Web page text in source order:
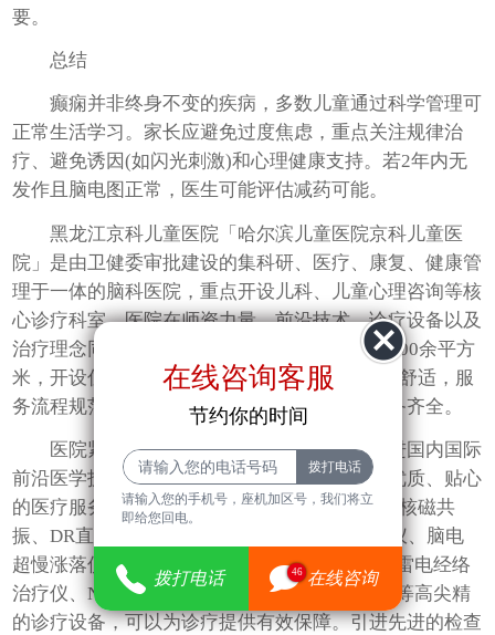
要。
总结
癫痫并非终身不变的疾病，多数儿童通过科学管理可
正常生活学习。家长应避免过度焦虑，重点关注规律治
疗、避免诱因(如闪光刺激)和心理健康支持。若2年内无
发作且脑电图正常，医生可能评估减药可能。
黑龙江京科儿童医院「哈尔滨儿童医院京科儿童医
院」是由卫健委审批建设的集科研、医疗、康复、健康管
理于一体的脑科医院，重点开设儿科、儿童心理咨询等核
心诊疗科室。医院在师资力量、前沿技术、诊疗设备以及
治疗理念同步于国内知名医院，建筑面积达10000余平方
米，开设住院病房床位200余张，医院环境就医舒适，服
务流程规范，医生医技水平高超、高端医疗设备齐全。
医院紧跟医界先进技术发展步伐，积极引进国内国际
前沿医学技术，为广大患者提供乐园式环境、优质、贴心
的医疗服务，配备有先进的诊疗设备，如：1.5t核磁共
振、DR直接数字化X射线摄影系统，动态脑电仪、脑电
超慢涨落仪，RTMS超低频经颅磁刺激仪、ECT雷电经络
治疗仪、NK脑功能检查系统、新心理评测系统等高尖精
的诊疗设备，可以为诊疗提供有效保障。引进先进的检查
在线咨询客服
节约你的时间
请输入您的手机号，座机加区号，我们将立
即给您回电。
拨打电话 46 在线咨询